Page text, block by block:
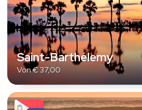
Saint-Barthélemy
Von€37,00